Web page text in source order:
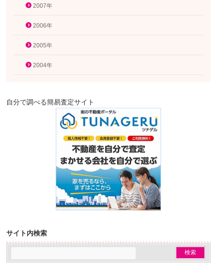
2007年
2006年
2005年
2004年
自分で調べる簡易査定サイト
サイト内検索